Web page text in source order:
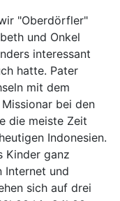
"Oberdörfler"
und Onkel
interessant
hatte. Pater
mit dem
bei den
die meiste Zeit
Indonesien.
Kinder ganz
Internet und
sich auf drei